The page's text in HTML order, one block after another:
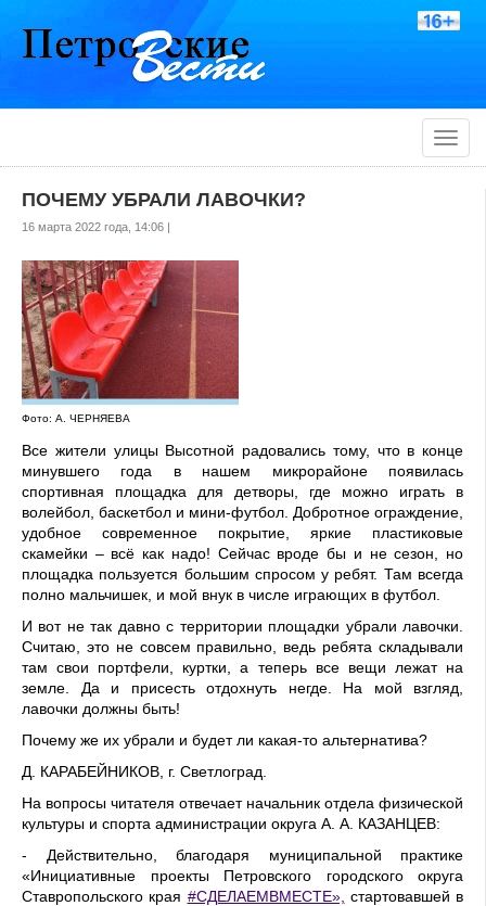
Toggle
ПОЧЕМУ УБРАЛИ ЛАВОЧКИ?
16 марта 2022 года, 14:06 |
Фото: А. ЧЕРНЯЕВА
Все жители улицы Высотной радовались тому, что в конце
минувшего года в нашем микрорайоне появилась
спортивная площадка для детворы, где можно играть в
волейбол, баскетбол и мини-футбол. Добротное ограждение,
удобное современное покрытие, яркие пластиковые
скамейки – всё как надо! Сейчас вроде бы и не сезон, но
площадка пользуется большим спросом у ребят. Там всегда
полно мальчишек, и мой внук в числе играющих в футбол.
И вот не так давно с территории площадки убрали лавочки.
Считаю, это не совсем правильно, ведь ребята складывали
там свои портфели, куртки, а теперь все вещи лежат на
земле. Да и присесть отдохнуть негде. На мой взгляд,
лавочки должны быть!
Почему же их убрали и будет ли какая-то альтер­натива?
Д. КАРАБЕЙНИКОВ, г. Светлоград.
На вопросы читателя отвечает начальник отдела физической
культуры и спорта администрации округа А. А. КАЗАНЦЕВ:
- Действительно, благодаря муниципальной практике
«Инициативные проекты Петровского городского округа
Ставропольского края #СДЕЛАЕМВМЕСТЕ», стартовав­шей в